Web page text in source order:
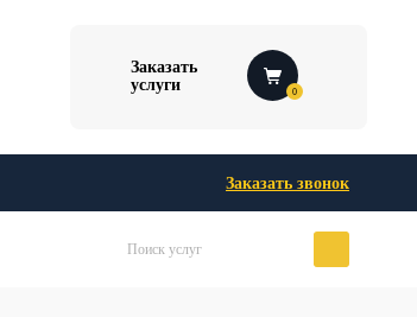
Заказать
услуги
0
Заказать звонок